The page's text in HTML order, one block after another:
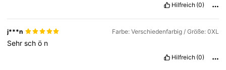
Hilfreich (0)
j***n Farbe: Verschiedenfarbig / Größe: 0XL
Sehrschö n
Hilfreich (0)